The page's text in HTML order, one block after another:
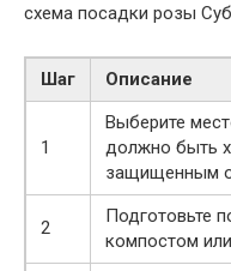
схема посадки розы
Шаг Описание
1
Выберите
должно быть
защищенным
2
Подготовьте
компостом